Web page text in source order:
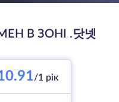
В ЗОНІ .닷넷
/1 рік